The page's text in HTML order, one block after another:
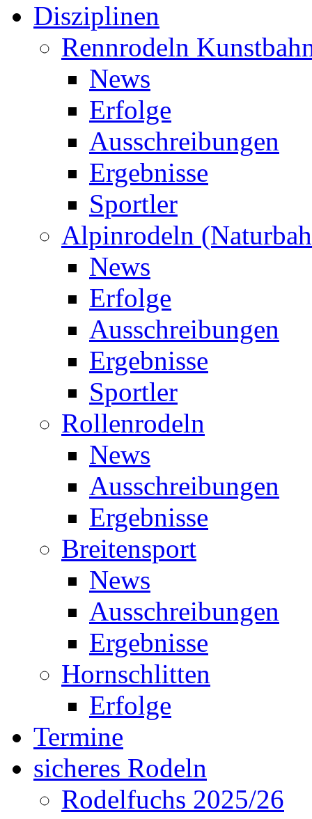
Disziplinen
Rennrodeln
News
Erfolge
Ausschreibungen
Ergebnisse
Sportler
Alpinrodeln
News
Erfolge
Ausschreibungen
Ergebnisse
Sportler
Rollenrodeln
News
Ausschreibungen
Ergebnisse
Breitensport
News
Ausschreibungen
Ergebnisse
Hornschlitten
Erfolge
Termine
sicheres Rodeln
Rodelfuchs 2025/26